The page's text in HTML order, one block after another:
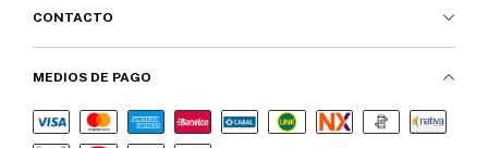
CONTACTO
MEDIOS DE PAGO